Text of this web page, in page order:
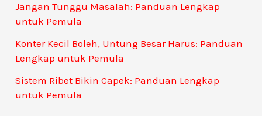
Jangan Tunggu Masalah: Panduan Lengkap
untuk Pemula
Konter Kecil Boleh, Untung Besar Harus: Panduan
Lengkap untuk Pemula
Sistem Ribet Bikin Capek: Panduan Lengkap
untuk Pemula